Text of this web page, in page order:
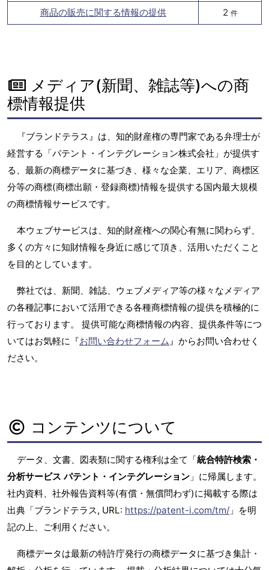
商品の販売に関する情報の提供 2 件
メディア(新聞、雑誌等)への商
標情報提供
『ブランドテラス』は、知的財産権の専門家である弁理士が
経営する「パテント・インテグレーション株式会社」が提供す
る、最新の商標データに基づき、様々な企業、エリア、商標区
分等の商標(商標出願・登録商標)情報を提供する国内最大規模
の商標情報サービスです。
本ウェブサービスは、知的財産権への関心有無に関わらず、
多くの方々に知財情報を身近に感じて頂き、活用いただくこと
を目的としています。
弊社では、新聞、雑誌、ウェブメディア等の様々なメディア
の各種記事において活用できる各種商標情報の提供を積極的に
行っております。 提供可能な商標情報の内容、提供条件等につ
いてはお気軽に『お問い合わせフォーム 』からお問い合わせく
ださい。
コンテンツについて
データ、文書、図表類に関する権利は全て「統合特許検索・
分析サービス パテント・インテグレーション 」に帰属します。
社内資料、社外報告資料等(有償・無償問わず)に掲載する際は
出典「ブランドテラス, URL: https://patent-i.com/tm/ 」を明
記の上、ご利用ください。
商標データは最新の特許庁発行の商標データに基づき集計・